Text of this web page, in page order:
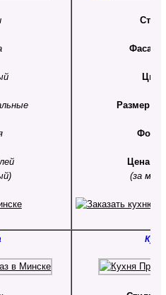
Фасад
Цвет
Размер
Цена:
(за